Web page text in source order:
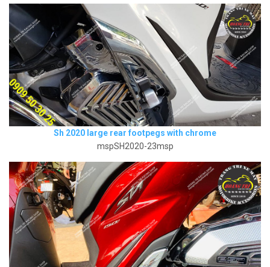
Sh 2020 large rear footpegs with chrome
mspSH2020-23msp